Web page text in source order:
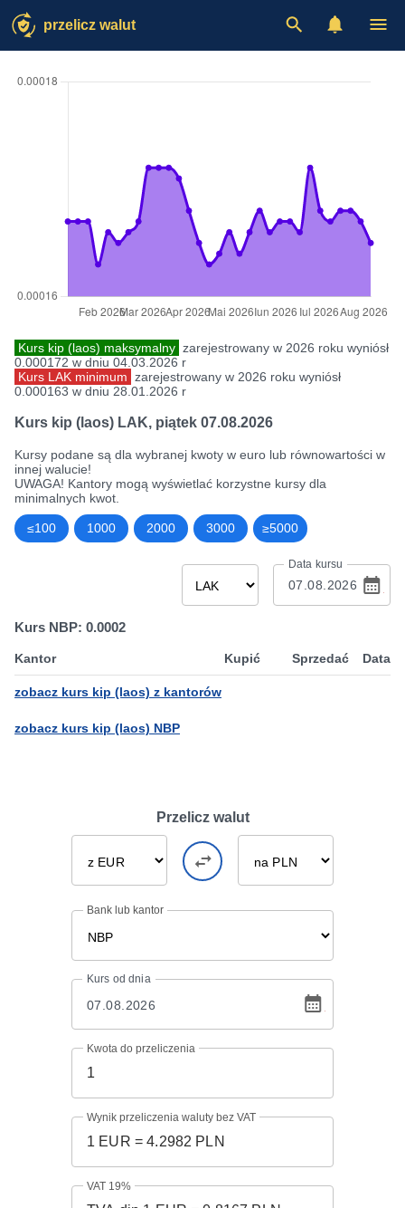
przelicz walut
Kurs kip (laos) maksymalny zarejestrowany w 2026 roku wyniósł
0.000172 w dniu 04.03.2026 r
Kurs LAK minimum zarejestrowany w 2026 roku wyniósł
0.000163 w dniu 28.01.2026 r
Kurs kip (laos) LAK, piątek 07.08.2026
Kursy podane są dla wybranej kwoty w euro lub równowartości w
innej walucie!
UWAGA! Kantory mogą wyświetlać korzystne kursy dla
minimalnych kwot.
≤100 1000 2000 3000 ≥5000
Data kursu
Kurs NBP: 0.0002
Kantor Kupić Sprzedać Data
zobacz kurs kip (laos) z kantorów
zobacz kurs kip (laos) NBP
Przelicz walut
Bank lub kantor
Kurs od dnia
Kwota do przeliczenia
Wynik przeliczenia waluty bez VAT
VAT 19%